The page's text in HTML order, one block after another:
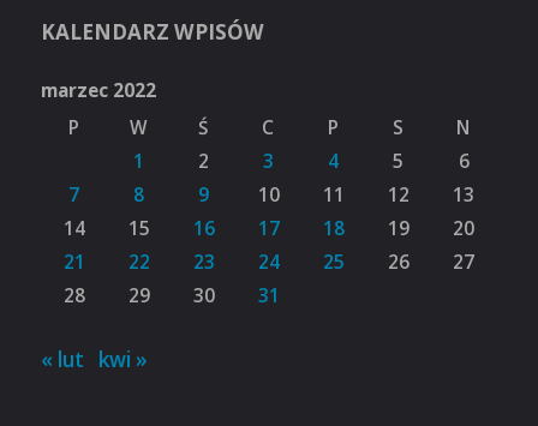
KALENDARZ WPISÓW
marzec 2022
P
W Ś C P S
N
1
2 3 4 5
6
7
8 9 10 11 12
13
14
15 16 17 18 19
20
21
22 23 24 25 26
27
28
29 30 31
« lut kwi »